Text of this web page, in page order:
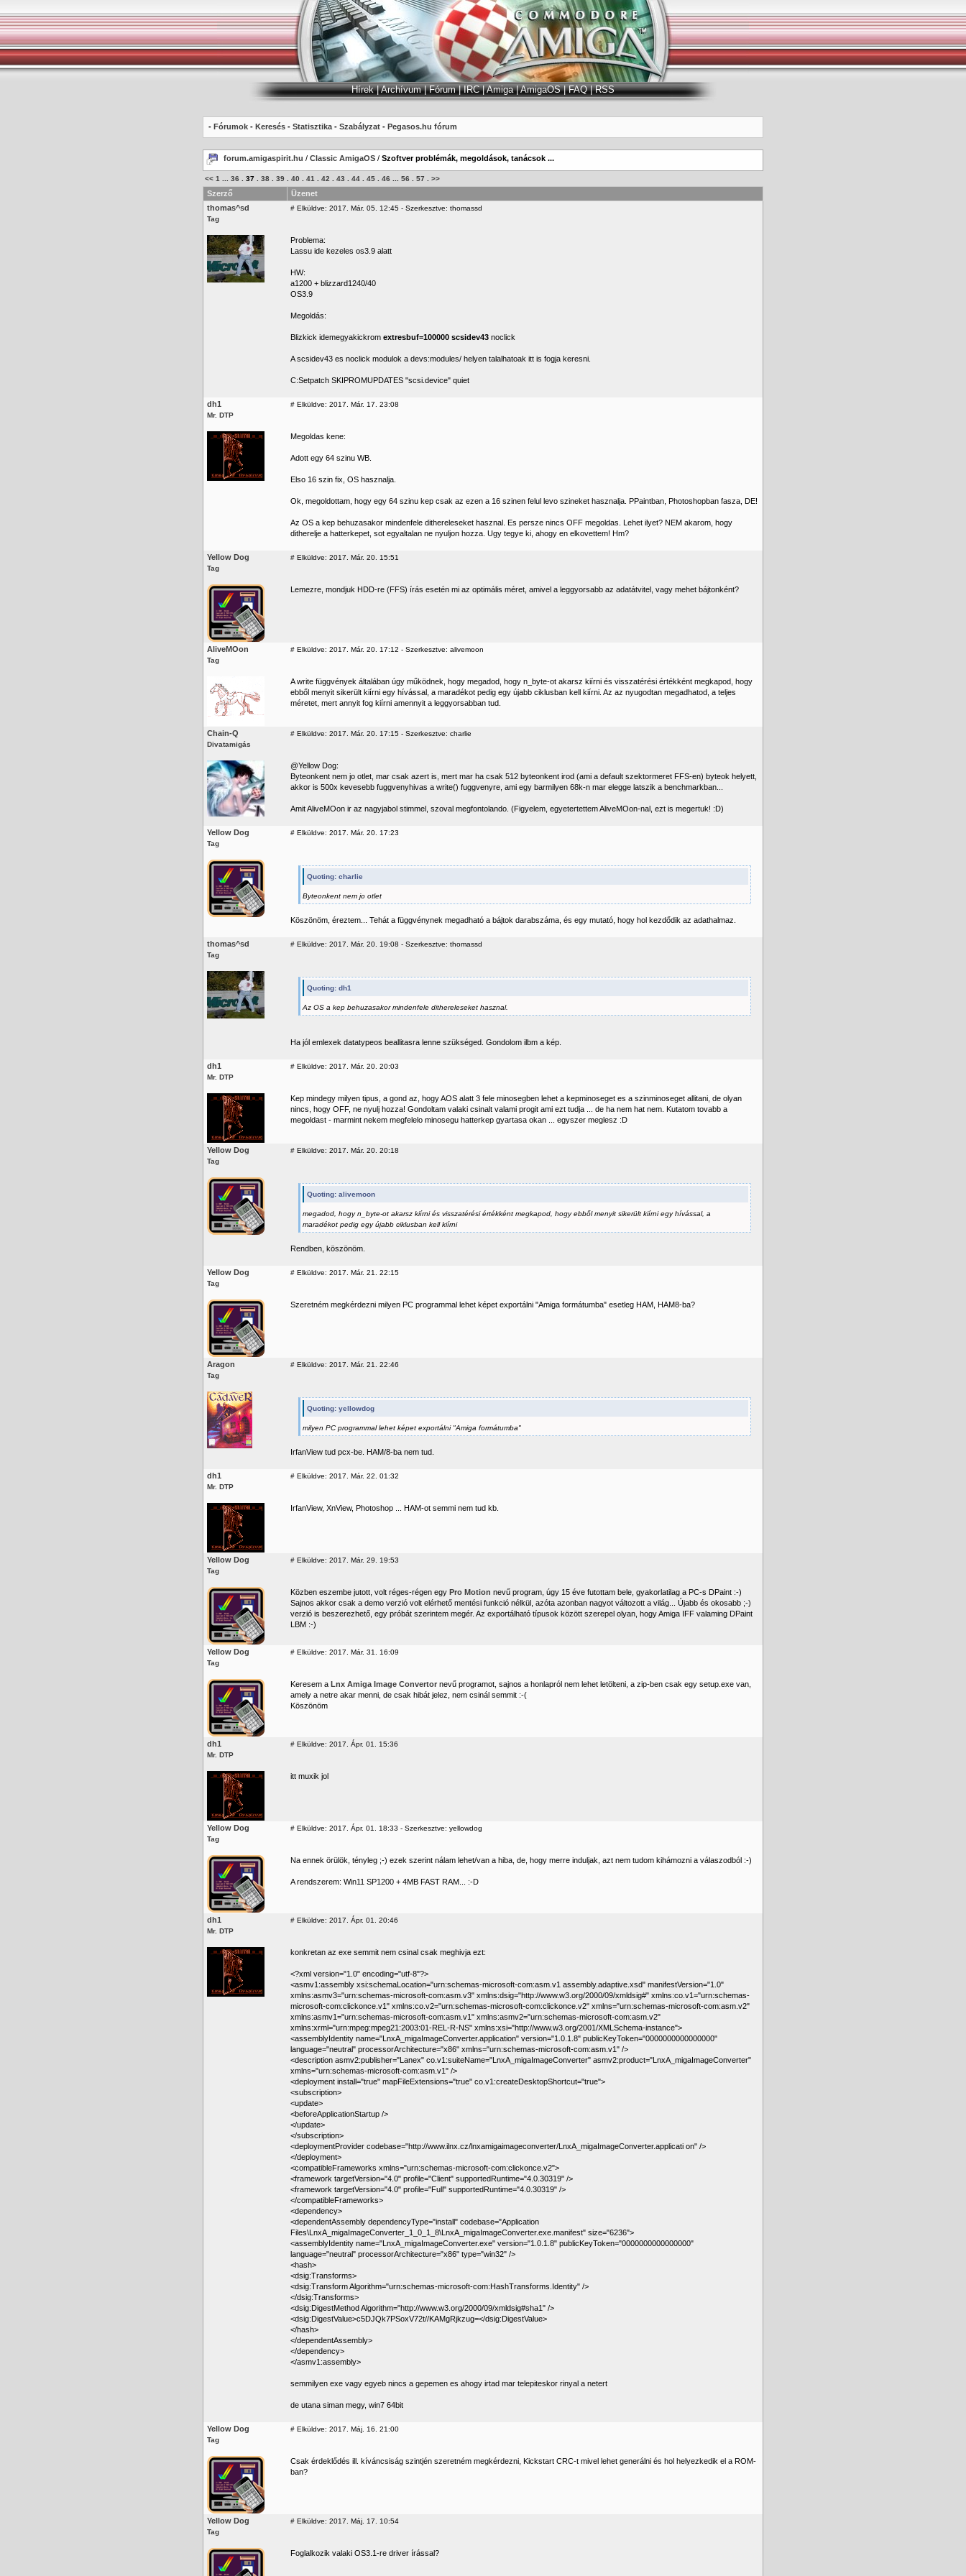
Hírek|Archívum|Fórum|IRC|Amiga|AmigaOS|FAQ|RSS
- Fórumok - Keresés - Statisztika - Szabályzat - Pegasos.hu fórum
forum.amigaspirit.hu / Classic AmigaOS / Szoftver problémák, megoldások, tanácsok ...
<< 1 36 37 38 39 40 41 42 43 44 45 46 56 57 >>
Szerző
Üzenet
thomas^sd
Tag
# Elküldve: 2017. Már. 05. 12:45 - Szerkesztve: thomassd
Problema:
Lassu ide kezeles os3.9 alatt
HW:
a1200 + blizzard1240/40
OS3.9
Megoldás:
Blizkick idemegyakickrom extresbuf=100000 scsidev43 noclick
A scsidev43 es noclick modulok a devs:modules/ helyen talalhatoak itt is fogja keresni.
C:Setpatch SKIPROMUPDATES "scsi.device" quiet
dh1
Mr. DTP
# Elküldve: 2017. Már. 17. 23:08
Megoldas kene:
Adott egy 64 szinu WB.
Elso 16 szin fix, OS hasznalja.
Ok, megoldottam, hogy egy 64 szinu kep csak az ezen a 16 szinen felul levo szineket hasznalja. PPaintban, Photoshopban fasza, DE!
Az OS a kep behuzasakor mindenfele dithereleseket hasznal. Es persze nincs OFF megoldas. Lehet ilyet? NEM akarom, hogy
ditherelje a hatterkepet, sot egyaltalan ne nyuljon hozza. Ugy tegye ki, ahogy en elkovettem! Hm?
Yellow Dog
Tag
# Elküldve: 2017. Már. 20. 15:51
Lemezre, mondjuk HDD-re (FFS) írás esetén mi az optimális méret, amivel a leggyorsabb az adatátvitel, vagy mehet bájtonként?
AliveMOon
Tag
# Elküldve: 2017. Már. 20. 17:12 - Szerkesztve: alivemoon
A write függvények általában úgy működnek, hogy megadod, hogy n_byte-ot akarsz kiírni és visszatérési értékként megkapod, hogy
ebből menyit sikerült kiírni egy hívással, a maradékot pedig egy újabb ciklusban kell kiírni. Az az nyugodtan megadhatod, a teljes
méretet, mert annyit fog kiírni amennyit a leggyorsabban tud.
Chain-Q
Divatamigás
# Elküldve: 2017. Már. 20. 17:15 - Szerkesztve: charlie
@Yellow Dog:
Byteonkent nem jo otlet, mar csak azert is, mert mar ha csak 512 byteonkent irod (ami a default szektormeret FFS-en) byteok helyett,
akkor is 500x kevesebb fuggvenyhivas a write() fuggvenyre, ami egy barmilyen 68k-n mar elegge latszik a benchmarkban...
Amit AliveMOon ir az nagyjabol stimmel, szoval megfontolando. (Figyelem, egyetertettem AliveMOon-nal, ezt is megertuk! :D)
Yellow Dog
Tag
# Elküldve: 2017. Már. 20. 17:23
Quoting: charlie
Byteonkent nem jo otlet
Köszönöm, éreztem... Tehát a függvénynek megadható a bájtok darabszáma, és egy mutató, hogy hol kezdődik az adathalmaz.
thomas^sd
Tag
# Elküldve: 2017. Már. 20. 19:08 - Szerkesztve: thomassd
Quoting: dh1
Az OS a kep behuzasakor mindenfele dithereleseket hasznal.
Ha jól emlexek datatypeos beallitasra lenne szükséged. Gondolom ilbm a kép.
dh1
Mr. DTP
# Elküldve: 2017. Már. 20. 20:03
Kep mindegy milyen tipus, a gond az, hogy AOS alatt 3 fele minosegben lehet a kepminoseget es a szinminoseget allitani, de olyan
nincs, hogy OFF, ne nyulj hozza! Gondoltam valaki csinalt valami progit ami ezt tudja ... de ha nem hat nem. Kutatom tovabb a
megoldast - marmint nekem megfelelo minosegu hatterkep gyartasa okan ... egyszer meglesz :D
Yellow Dog
Tag
# Elküldve: 2017. Már. 20. 20:18
Quoting: alivemoon
megadod, hogy n_byte-ot akarsz kiírni és visszatérési értékként megkapod, hogy ebből menyit sikerült kiírni egy hívással, a
maradékot pedig egy újabb ciklusban kell kiírni
Rendben, köszönöm.
Yellow Dog
Tag
# Elküldve: 2017. Már. 21. 22:15
Szeretném megkérdezni milyen PC programmal lehet képet exportálni "Amiga formátumba" esetleg HAM, HAM8-ba?
Aragon
Tag
# Elküldve: 2017. Már. 21. 22:46
Quoting: yellowdog
milyen PC programmal lehet képet exportálni "Amiga formátumba"
IrfanView tud pcx-be. HAM/8-ba nem tud.
dh1
Mr. DTP
# Elküldve: 2017. Már. 22. 01:32
IrfanView, XnView, Photoshop ... HAM-ot semmi nem tud kb.
Yellow Dog
Tag
# Elküldve: 2017. Már. 29. 19:53
Közben eszembe jutott, volt réges-régen egy Pro Motion nevű program, úgy 15 éve futottam bele, gyakorlatilag a PC-s DPaint :-)
Sajnos akkor csak a demo verzió volt elérhető mentési funkció nélkül, azóta azonban nagyot változott a világ... Újabb és okosabb ;-)
verzió is beszerezhető, egy próbát szerintem megér. Az exportálható típusok között szerepel olyan, hogy Amiga IFF valaming DPaint
LBM :-)
Yellow Dog
Tag
# Elküldve: 2017. Már. 31. 16:09
Keresem a Lnx Amiga Image Convertor nevű programot, sajnos a honlapról nem lehet letölteni, a zip-ben csak egy setup.exe van,
amely a netre akar menni, de csak hibát jelez, nem csinál semmit :-(
Köszönöm
dh1
Mr. DTP
# Elküldve: 2017. Ápr. 01. 15:36
itt muxik jol
Yellow Dog
Tag
# Elküldve: 2017. Ápr. 01. 18:33 - Szerkesztve: yellowdog
Na ennek örülök, tényleg ;-) ezek szerint nálam lehet/van a hiba, de, hogy merre induljak, azt nem tudom kihámozni a válaszodból :-)
A rendszerem: Win11 SP1200 + 4MB FAST RAM... :-D
dh1
Mr. DTP
# Elküldve: 2017. Ápr. 01. 20:46
konkretan az exe semmit nem csinal csak meghivja ezt:
<?xml version="1.0" encoding="utf-8"?>
<asmv1:assembly xsi:schemaLocation="urn:schemas-microsoft-com:asm.v1 assembly.adaptive.xsd" manifestVersion="1.0"
xmlns:asmv3="urn:schemas-microsoft-com:asm.v3" xmlns:dsig="http://www.w3.org/2000/09/xmldsig#" xmlns:co.v1="urn:schemas-
microsoft-com:clickonce.v1" xmlns:co.v2="urn:schemas-microsoft-com:clickonce.v2" xmlns="urn:schemas-microsoft-com:asm.v2"
xmlns:asmv1="urn:schemas-microsoft-com:asm.v1" xmlns:asmv2="urn:schemas-microsoft-com:asm.v2"
xmlns:xrml="urn:mpeg:mpeg21:2003:01-REL-R-NS" xmlns:xsi="http://www.w3.org/2001/XMLSchema-instance">
<assemblyIdentity name="LnxA_migaImageConverter.application" version="1.0.1.8" publicKeyToken="0000000000000000"
language="neutral" processorArchitecture="x86" xmlns="urn:schemas-microsoft-com:asm.v1" />
<description asmv2:publisher="Lanex" co.v1:suiteName="LnxA_migaImageConverter" asmv2:product="LnxA_migaImageConverter"
xmlns="urn:schemas-microsoft-com:asm.v1" />
<deployment install="true" mapFileExtensions="true" co.v1:createDesktopShortcut="true">
<subscription>
<update>
<beforeApplicationStartup />
</update>
</subscription>
<deploymentProvider codebase="http://www.ilnx.cz/lnxamigaimageconverter/LnxA_migaImageConverter.applicati on" />
</deployment>
<compatibleFrameworks xmlns="urn:schemas-microsoft-com:clickonce.v2">
<framework targetVersion="4.0" profile="Client" supportedRuntime="4.0.30319" />
<framework targetVersion="4.0" profile="Full" supportedRuntime="4.0.30319" />
</compatibleFrameworks>
<dependency>
<dependentAssembly dependencyType="install" codebase="Application
Files\LnxA_migaImageConverter_1_0_1_8\LnxA_migaImageConverter.exe.manifest" size="6236">
<assemblyIdentity name="LnxA_migaImageConverter.exe" version="1.0.1.8" publicKeyToken="0000000000000000"
language="neutral" processorArchitecture="x86" type="win32" />
<hash>
<dsig:Transforms>
<dsig:Transform Algorithm="urn:schemas-microsoft-com:HashTransforms.Identity" />
</dsig:Transforms>
<dsig:DigestMethod Algorithm="http://www.w3.org/2000/09/xmldsig#sha1" />
<dsig:DigestValue>c5DJQk7PSoxV72t//KAMgRjkzug=</dsig:DigestValue>
</hash>
</dependentAssembly>
</dependency>
</asmv1:assembly>
semmilyen exe vagy egyeb nincs a gepemen es ahogy irtad mar telepiteskor rinyal a netert
de utana siman megy, win7 64bit
Yellow Dog
Tag
# Elküldve: 2017. Máj. 16. 21:00
Csak érdeklődés ill. kíváncsiság szintjén szeretném megkérdezni, Kickstart CRC-t mivel lehet generálni és hol helyezkedik el a ROM-
ban?
Yellow Dog
Tag
# Elküldve: 2017. Máj. 17. 10:54
Foglalkozik valaki OS3.1-re driver írással?